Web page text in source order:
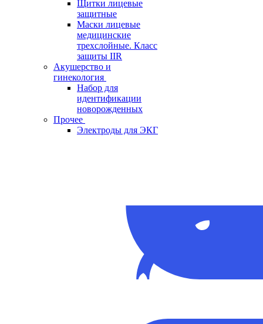
Щитки лицевые
защитные
Маски лицевые
медицинские
трехслойные. Класс
защиты IIR
Акушерство и
гинекология
Набор для
идентификации
новорожденных
Прочее
Электроды для ЭКГ